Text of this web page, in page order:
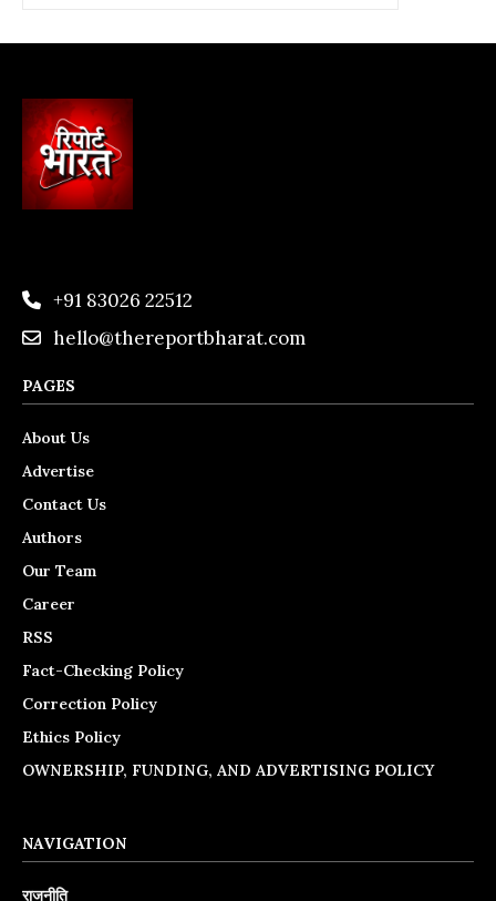
+91 83026 22512
hello@thereportbharat.com
PAGES
About Us
Advertise
Contact Us
Authors
Our Team
Career
RSS
Fact-Checking Policy
Correction Policy
Ethics Policy
OWNERSHIP, FUNDING, AND ADVERTISING POLICY
NAVIGATION
राजनीति